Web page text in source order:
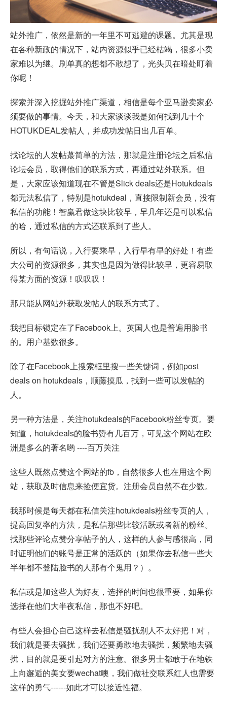
站外推广，依然是新的一年里不可逃避的课题。尤其是现
在各种新政的情况下，站内资源似乎已经枯竭，很多小卖
家难以为继。刷单真的想都不敢想了，光头贝在暗处盯着
你呢！
探索并深入挖掘站外推广渠道，相信是每个亚马逊卖家必
须要做的事情。今天，和大家谈谈我是如何找到几十个
HOTUKDEAL发帖人，并成功发帖日出几百单。
找论坛的人发帖蕞简单的方法，那就是注册论坛之后私信
论坛会员，取得他们的联系方式，再通过站外联系。但
是，大家应该知道现在不管是Slick deals还是Hotukdeals
都无法私信了，特别是hotukdeal，直接限制新会员，没有
私信的功能！智赢君做这块比较早，早几年还是可以私信
的哈，通过私信的方式还联系到了些人。
所以，有句话说，入行要乘早，入行早有早的好处！有些
大公司的资源很多，其实也是因为做得比较早，更容易取
得某方面的资源！叹叹叹！
那只能从网站外获取发帖人的联系方式了。
我把目标锁定在了Facebook上。英国人也是普遍用脸书
的。用户基数很多。
除了在Facebook上搜索框里搜一些关键词，例如post
deals on hotukdeals，顺藤摸瓜，找到一些可以发帖的
人。
另一种方法是，关注hotukdeals的Facebook粉丝专页。要
知道，hotukdeals的脸书赞有几百万，可见这个网站在欧
洲是多么的著名哟 ----百万关注
这些人既然点赞这个网站的fb，自然很多人也在用这个网
站，获取及时信息来捡便宜货。注册会员自然不在少数。
我那时候是每天都在私信关注hotukdeals粉丝专页的人，
提高回复率的方法，是私信那些比较活跃或者新的粉丝。
找那些评论点赞分享帖子的人，这样的人参与感很高，同
时证明他们的账号是正常的活跃的（如果你去私信一些大
半年都不登陆脸书的人那有个鬼用？）。
私信或是加这些人为好友，选择的时间也很重要，如果你
选择在他们大半夜私信，那也不好吧。
有些人会担心自己这样去私信是骚扰别人不太好把！对，
我们就是要去骚扰，我们还要勇敢地去骚扰，频繁地去骚
扰，目的就是要引起对方的注意。很多男士都敢于在地铁
上向邂逅的美女要wechat噢，我们做社交联系红人也需要
这样的勇气------如此才可以接近性福。